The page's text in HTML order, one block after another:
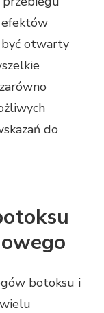
efektów
być otwarty
do
botoksu i